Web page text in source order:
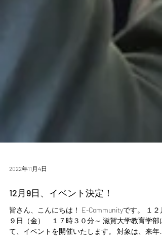
2022年11月4日
12月9日、イベント決定！
皆さん、こんにちは！ E-Communityです。 １２